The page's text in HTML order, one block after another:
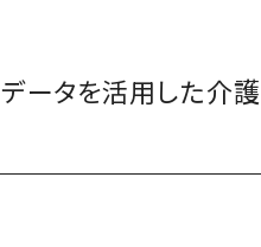
ータを活用した介